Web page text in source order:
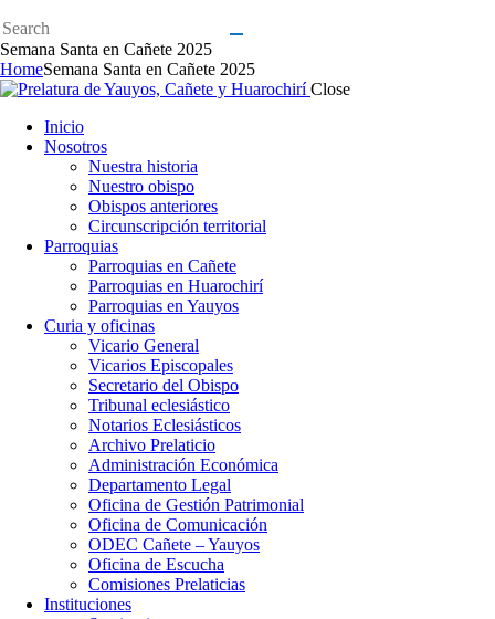
Semana Santa en Cañete 2025
HomeSemana Santa en Cañete 2025
Close
Inicio
Nosotros
Nuestra historia
Nuestro obispo
Obispos anteriores
Circunscripción territorial
Parroquias
Parroquias en Cañete
Parroquias en Huarochirí
Parroquias en Yauyos
Curia y oficinas
Vicario General
Vicarios Episcopales
Secretario del Obispo
Tribunal eclesiástico
Notarios Eclesiásticos
Archivo Prelaticio
Administración Económica
Departamento Legal
Oficina de Gestión Patrimonial
Oficina de Comunicación
ODEC Cañete – Yauyos
Oficina de Escucha
Comisiones Prelaticias
Instituciones